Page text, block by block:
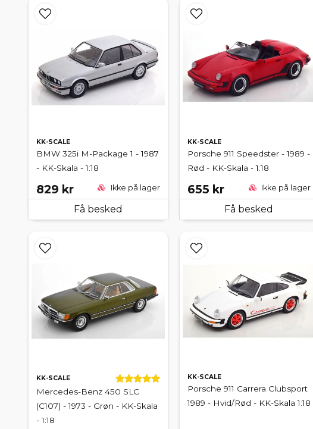
KK-SCALE
BMW 325i M-Package 1 - 1987
- KK-Skala - 1:18
829 kr Ikke på lager
Få besked
KK-SCALE
Porsche 911 Speedster - 1989 -
Rød - KK-Skala - 1:18
655 kr Ikke på lager
Få besked
KK-SCALE
Mercedes-Benz 450 SLC
(C107) - 1973 - Grøn - KK-Skala
- 1:18
KK-SCALE
Porsche 911 Carrera Clubsport
1989 - Hvid/Rød - KK-Skala 1:18